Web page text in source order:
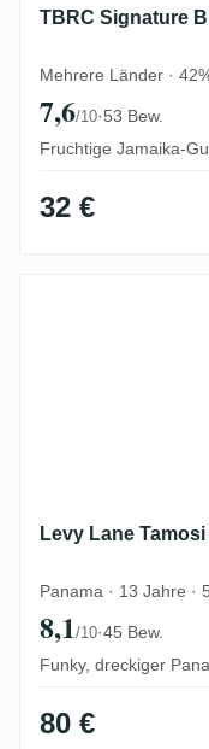
TBRC Signature
Mehrere Länder ·
7,6/10·53 Bew.
Fruchtige Jamaika-
32 €
Levy Lane
Levy Lane
Panama · 13 Jahre ·
8,1/10·45 Bew.
Funky, dreckiger
80 €